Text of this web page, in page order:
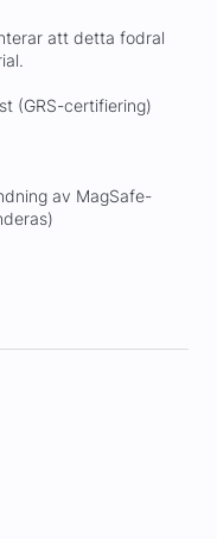
att detta fodral
(GRS-certifiering)
av MagSafe-